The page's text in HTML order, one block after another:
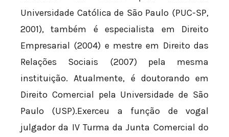
Universidade Católica de São Paulo (PUC-SP,
2001), também é especialista em Direito
Empresarial (2004) e mestre em Direito das
Relações Sociais (2007) pela mesma
instituição. Atualmente, é doutorando em
Direito Comercial pela Universidade de São
Paulo (USP).Exerceu a função de vogal
julgador da IV Turma da Junta Comercial do